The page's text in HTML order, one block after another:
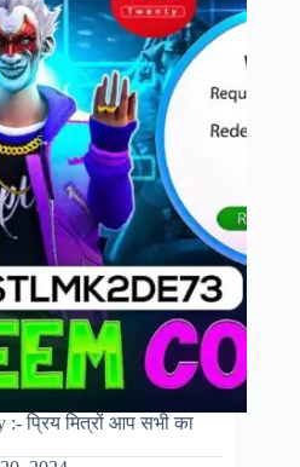
:- प्रिय मित्रों आप सभी का